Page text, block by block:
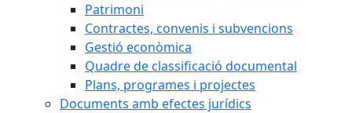
Patrimoni
Contractes, convenis i subvencions
Gestió econòmica
Quadre de classificació documental
Plans, programes i projectes
Documents amb efectes jurídics